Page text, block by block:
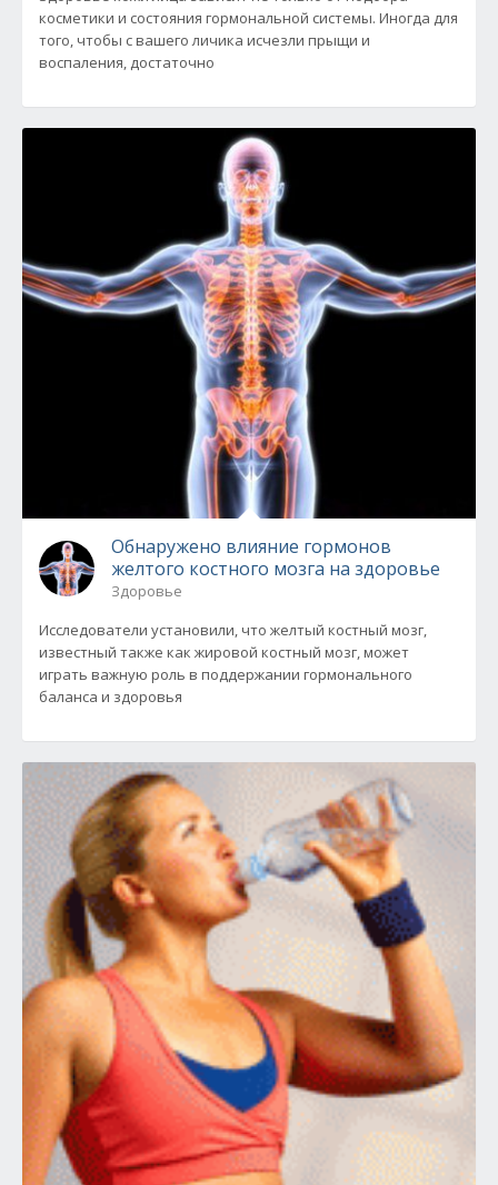
косметики и состояния гормональной системы. Иногда для
того, чтобы с вашего личика исчезли прыщи и
воспаления, достаточно
Обнаружено влияние гормонов
желтого костного мозга на здоровье
Здоровье
Исследователи установили, что желтый костный мозг,
известный также как жировой костный мозг, может
играть важную роль в поддержании гормонального
баланса и здоровья